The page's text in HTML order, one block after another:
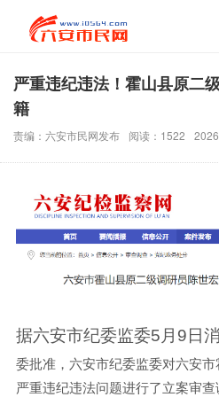
严重违纪违法！霍山县原二
籍
责编：六安市民网发布 阅读：1522
据六安市纪委监委5月9日消
委批准，六安市纪委监委对六安
严重违纪违法问题进行了立案审查